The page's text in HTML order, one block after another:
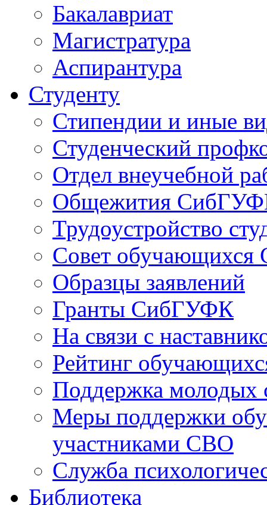
Бакалавриат
Магистратура
Аспирантура
Студенту
Стипендии и иные
Студенческий
Отдел внеучебной
Общежития
Трудоустройство
Совет
Образцы заявлений
Гранты СибГУФК
На связи с
Рейтинг
Поддержка молодых
Меры поддержки
участниками СВО
Служба
Библиотека